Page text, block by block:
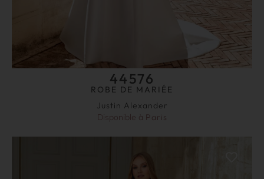
44576
ROBE DE MARIÉE
Justin Alexander
Disponible à Paris